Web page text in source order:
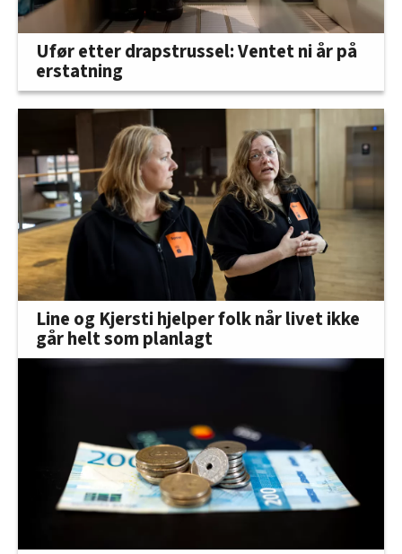
Ufør etter drapstrussel: Ventet ni år på
erstatning
Line og Kjersti hjelper folk når livet ikke
går helt som planlagt